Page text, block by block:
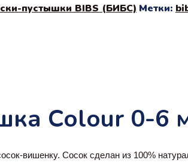
пустышки BIBS (БИБС) Метки:
Colour 0-6
вишенку. Сосок сделан из 100%